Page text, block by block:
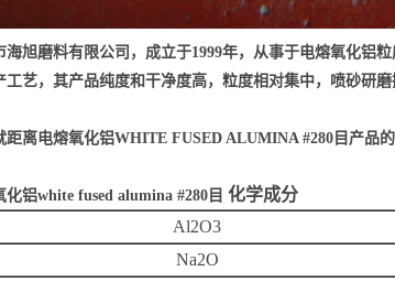
海旭磨料有限公司，成立于1999年，从事于电熔氧化铝
工艺，其产品纯度和干净度高，粒度相对集中，喷砂研磨
距离电熔氧化铝WHITE FUSED ALUMINA #280目产品
化铝white fused alumina #280目 化学成分
Al2O3
Na2O